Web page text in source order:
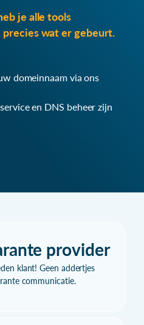
je alle tools
wat er gebeurt.
domeinnaam via ons
en DNS beheer zijn
provider
klant! Geen addertjes
communicatie.